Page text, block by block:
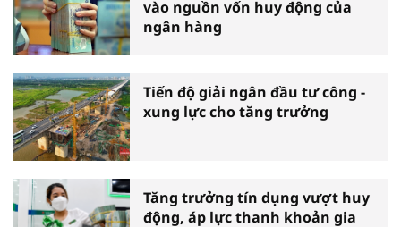
vào nguồn vốn huy động của
ngân hàng
Tiến độ giải ngân đầu tư công -
xung lực cho tăng trưởng
Tăng trưởng tín dụng vượt huy
động, áp lực thanh khoản gia